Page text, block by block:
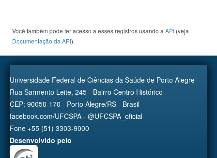
Você também pode ter acesso a esses registros usando a API (veja
Documentação da API).
Universidade Federal de Ciências da Saúde de Porto Alegre
Rua Sarmento Leite, 245 - Bairro Centro Histórico
CEP: 90050-170 - Porto Alegre/RS - Brasil
facebook.com/UFCSPA - @UFCSPA_oficial
Fone +55 (51) 3303-9000
Desenvolvido pelo